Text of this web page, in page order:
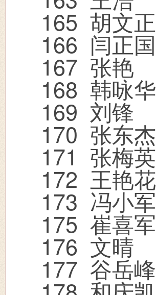
165胡文正
166 闫正国
167 张艳
168韩咏华
169 刘锋
170 张东杰
171 张梅英
172 王艳花
173 冯小军
175崔喜军
176 文晴
177 谷岳峰